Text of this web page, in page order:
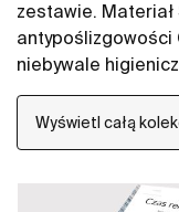
zestawie. Materiał
antypoślizgowości
niebywale
grzybo i
846, za sprawą
punktu
środków. Brodzik
Wyświetl całą